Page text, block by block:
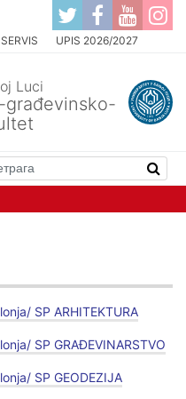
UPIS 2026/2027
Luci
SP ARHITEKTURA
SP GRAĐEVINARSTVO
SP GEODEZIJA